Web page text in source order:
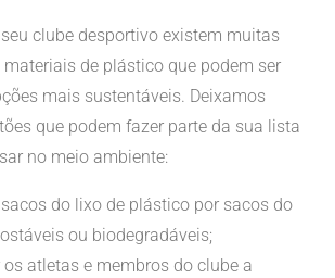
clube desportivo existem muitas
de plástico que podem ser
mais sustentáveis. Deixamos
que podem fazer parte da sua lista
no meio ambiente:
do lixo de plástico por sacos do
ou biodegradáveis;
atletas e membros do clube a